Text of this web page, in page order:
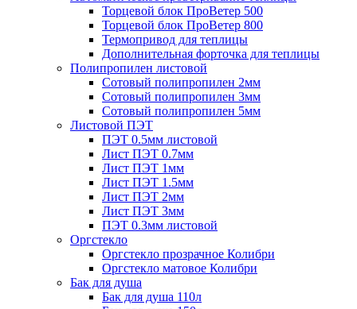
Торцевой блок ПроВетер 500
Торцевой блок ПроВетер 800
Термопривод для теплицы
Дополнительная форточка для теплицы
Полипропилен листовой
Сотовый полипропилен 2мм
Сотовый полипропилен 3мм
Сотовый полипропилен 5мм
Листовой ПЭТ
ПЭТ 0.5мм листовой
Лист ПЭТ 0.7мм
Лист ПЭТ 1мм
Лист ПЭТ 1.5мм
Лист ПЭТ 2мм
Лист ПЭТ 3мм
ПЭТ 0.3мм листовой
Оргстекло
Оргстекло прозрачное Колибри
Оргстекло матовое Колибри
Бак для душа
Бак для душа 110л